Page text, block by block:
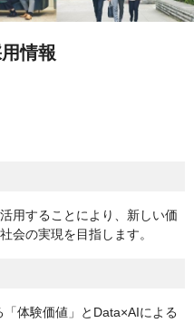
情報
用することにより、新しい価
会の実現を目指します。
体験価値」とData×AIによる